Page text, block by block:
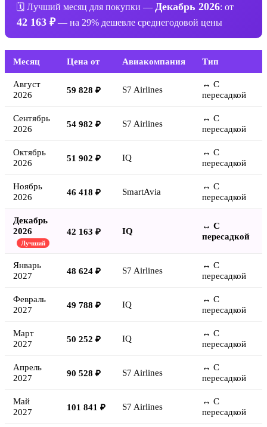
🗓 Лучший месяц для покупки — Декабрь 2026: от
42 163 ₽— на 29% дешевле среднегодовой цены
Месяц Цена от Авиакомпания Тип
Август
2026
59 828 ₽ S7 Airlines
↔ С
пересадкой
Сентябрь
2026
54 982 ₽ S7 Airlines
↔ С
пересадкой
Октябрь
2026
51 902 ₽ IQ
↔ С
пересадкой
Ноябрь
2026
46 418 ₽ SmartAvia
↔ С
пересадкой
Декабрь
2026
Лучший
42 163 ₽ IQ
↔ С
пересадкой
Январь
2027
48 624 ₽ S7 Airlines
↔ С
пересадкой
Февраль
2027
49 788 ₽ IQ
↔ С
пересадкой
Март
2027
50 252 ₽ IQ
↔ С
пересадкой
Апрель
2027
90 528 ₽ S7 Airlines
↔ С
пересадкой
Май
2027
101 841 ₽ S7 Airlines
↔ С
пересадкой